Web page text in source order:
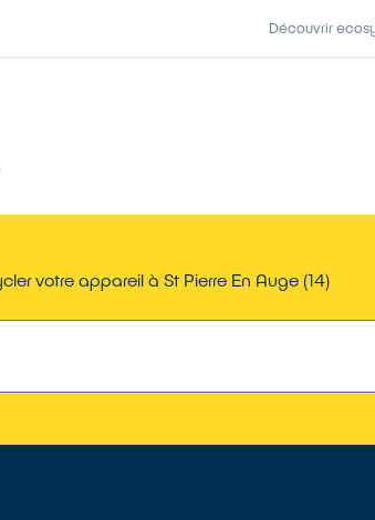
Découvrir
votre appareil à St Pierre En Auge (14)